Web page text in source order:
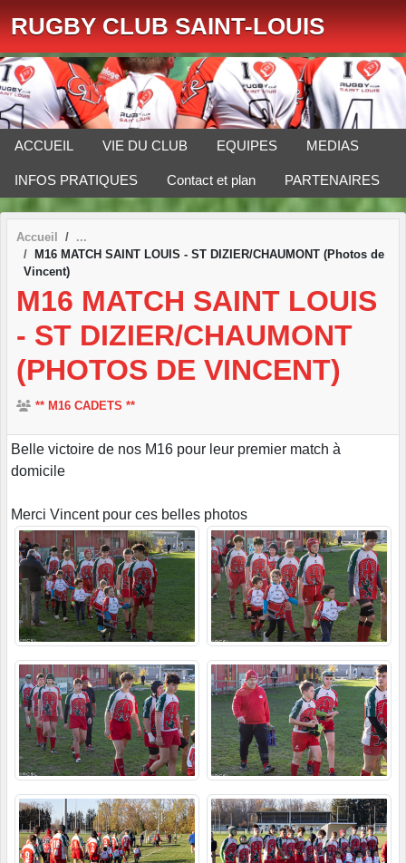
RUGBY CLUB SAINT-LOUIS
ACCUEIL VIE DU CLUB EQUIPES MEDIAS
INFOS PRATIQUES Contact et plan PARTENAIRES
Accueil
M16 MATCH SAINT LOUIS - ST DIZIER/CHAUMONT (Photos de
Vincent)
M16 MATCH SAINT LOUIS
- ST DIZIER/CHAUMONT
(PHOTOS DE VINCENT)
** M16 CADETS **
Belle victoire de nos M16 pour leur premier match à
domicile
Merci Vincent pour ces belles photos